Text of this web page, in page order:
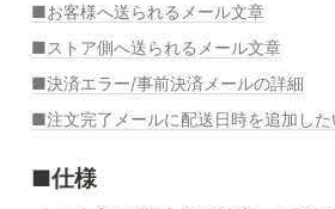
■お客様へ送られるメール文章
■ストア側へ送られるメール文章
■決済エラー/事前決済メールの詳細
■注文完了メールに配送日時を追加した
■仕様